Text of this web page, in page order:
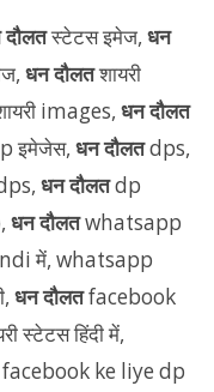
दौलतस्टेटस इमेज, धन
धन दौलतशायरी
images, धन दौलत
इमेजेस, धन दौलतdps,
धन दौलतdp
धन दौलतwhatsapp
में, whatsapp
धन दौलतfacebook
स्टेटस हिंदी में,
ke liye dp